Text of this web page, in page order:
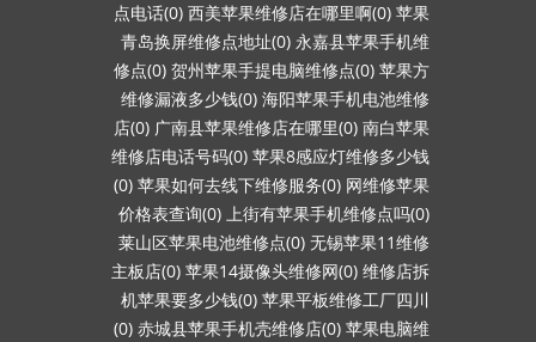
点电话(0) 西美苹果维修店在哪里啊(0) 苹果
青岛换屏维修点地址(0) 永嘉县苹果手机维
修点(0) 贺州苹果手提电脑维修点(0) 苹果方
维修漏液多少钱(0) 海阳苹果手机电池维修
店(0) 广南县苹果维修店在哪里(0) 南白苹果
维修店电话号码(0) 苹果8感应灯维修多少钱
(0) 苹果如何去线下维修服务(0) 网维修苹果
价格表查询(0) 上街有苹果手机维修点吗(0)
莱山区苹果电池维修点(0) 无锡苹果11维修
主板店(0) 苹果14摄像头维修网(0) 维修店拆
机苹果要多少钱(0) 苹果平板维修工厂四川
(0) 赤城县苹果手机壳维修店(0) 苹果电脑维